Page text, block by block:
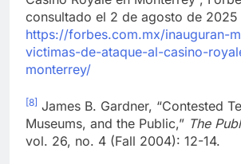
consultado el 2 de agosto de 2025
https://forbes.com.mx/inauguran-
victimas-de-ataque-al-casino-
monterrey/
[8] James B. Gardner, “Contested
Museums, and the Public,” The
vol. 26, no. 4 (Fall 2004): 12-14.